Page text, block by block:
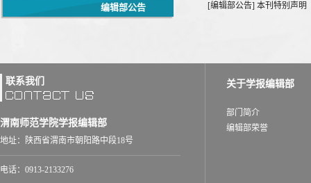
编辑部公告
[编辑部公告] 本刊特别声明
联系我们
渭南师范学院学报编辑部
地址：陕西省渭南市朝阳路中段18号
电话：0913-2133276
关于学报编辑部
部门简介
编辑部荣誉